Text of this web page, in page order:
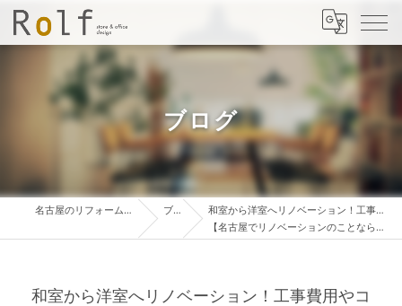
ブログ
名古屋のリフォームは株式会社ロルフ ブログ
和室から洋室へリノベーション！工事費用やコツ・ポイントを解説！
【名古屋でリノベーションのことなら株式会社ロルフ】
和室から洋室へリノベーション！工事費用やコ